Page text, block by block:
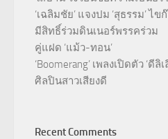
‘เฉลิมชัย’ แจงปม ‘สุธรรม’ ไข
มีสิทธิ์ร่วมดินเนอร์พรรคร่วม
คู่แฝด ‘แม้ว-ทอน’
‘Boomerang’ เพลงเปิดตัว ‘ดีลิ
ศิลปินสาวเสียงดี
Recent Comments